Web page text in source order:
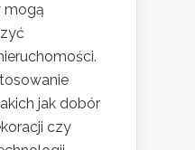
mogą
jak dobór
czy